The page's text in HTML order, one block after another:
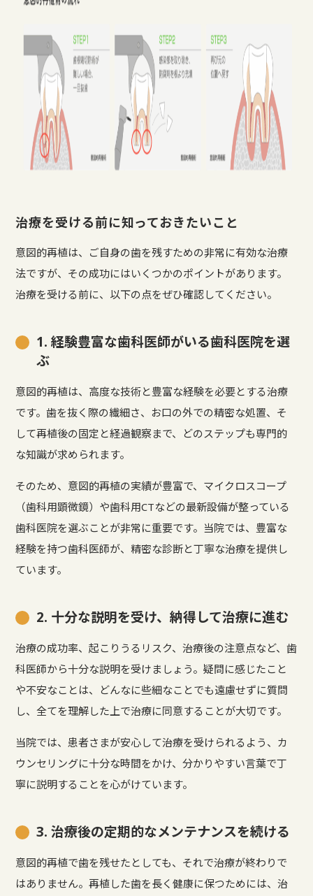
治療を受ける前に知っておきたいこと
意図的再植は、ご自身の歯を残すための非常に有効な治療
法ですが、その成功にはいくつかのポイントがあります。
治療を受ける前に、以下の点をぜひ確認してください。
1. 経験豊富な歯科医師がいる歯科医院を選
ぶ
意図的再植は、高度な技術と豊富な経験を必要とする治療
です。歯を抜く際の繊細さ、お口の外での精密な処置、そ
して再植後の固定と経過観察まで、どのステップも専門的
な知識が求められます。
そのため、意図的再植の実績が豊富で、マイクロスコープ
（歯科用顕微鏡）や歯科用CTなどの最新設備が整っている
歯科医院を選ぶことが非常に重要です。当院では、豊富な
経験を持つ歯科医師が、精密な診断と丁寧な治療を提供し
ています。
2. 十分な説明を受け、納得して治療に進む
治療の成功率、起こりうるリスク、治療後の注意点など、歯
科医師から十分な説明を受けましょう。疑問に感じたこと
や不安なことは、どんなに些細なことでも遠慮せずに質問
し、全てを理解した上で治療に同意することが大切です。
当院では、患者さまが安心して治療を受けられるよう、カ
ウンセリングに十分な時間をかけ、分かりやすい言葉で丁
寧に説明することを心がけています。
3. 治療後の定期的なメンテナンスを続ける
意図的再植で歯を残せたとしても、それで治療が終わりで
はありません。再植した歯を長く健康に保つためには、治